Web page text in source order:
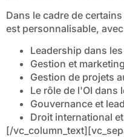
Dans le cadre de
est personnalisable,
Leadership dans
Gestion et
Gestion de projets
Le rôle de l'OI dans
Gouvernance et
Droit international
[/